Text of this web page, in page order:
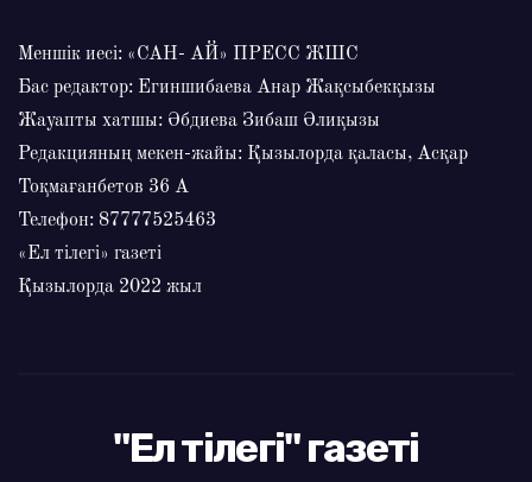
Меншік иесі: «САН- АЙ» ПРЕСС ЖШС
Бас редактор: Егиншибаева Анар Жақсыбекқызы
Жауапты хатшы: Әбдиева Зибаш Әлиқызы
Редакцияның мекен-жайы: Қызылорда қаласы, Асқар
Тоқмағанбетов 36 А
Телефон: 87777525463
«Ел тілегі» газеті
Қызылорда 2022 жыл
"Ел тілегі" газеті